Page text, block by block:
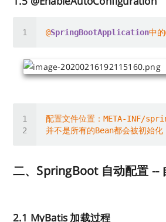
@SpringBootApplication中的
二、SpringBoot 自动配置 --
2.1 MyBatis 加载过程